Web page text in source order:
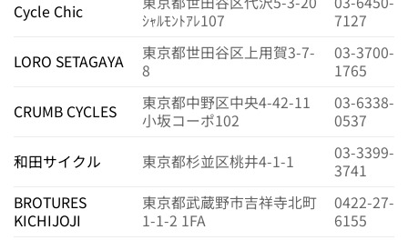
Cycle Chic
ｼｬﾙﾓﾝﾄｱﾚ107
7127
LORO SETAGAYA
東京都世田谷区上用賀3-7-
8
03-3700-
1765
CRUMB CYCLES
東京都中野区中央4-42-11
小坂コーポ102
03-6338-
0537
和田サイクル
東京都杉並区桃井4-1-1
03-3399-
3741
BROTURES
KICHIJOJI
東京都武蔵野市吉祥寺北町
1-1-2 1FA
0422-27-
6155